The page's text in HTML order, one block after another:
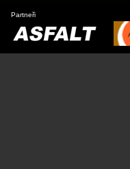
Partneři